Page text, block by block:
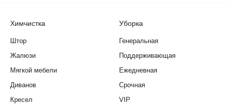
Химчистка
Штор
Жалюзи
Мягкой мебели
Диванов
Кресел
Уборка
Генеральная
Поддерживающая
Ежедневная
Срочная
VIP